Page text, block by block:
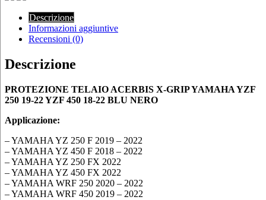
Descrizione
Informazioni aggiuntive
Recensioni (0)
Descrizione
PROTEZIONE TELAIO ACERBIS X-GRIP YAMAHA YZF
250 19-22 YZF 450 18-22 BLU NERO
Applicazione:
– YAMAHA YZ 250 F 2019 – 2022
– YAMAHA YZ 450 F 2018 – 2022
– YAMAHA YZ 250 FX 2022
– YAMAHA YZ 450 FX 2022
– YAMAHA WRF 250 2020 – 2022
– YAMAHA WRF 450 2019 – 2022